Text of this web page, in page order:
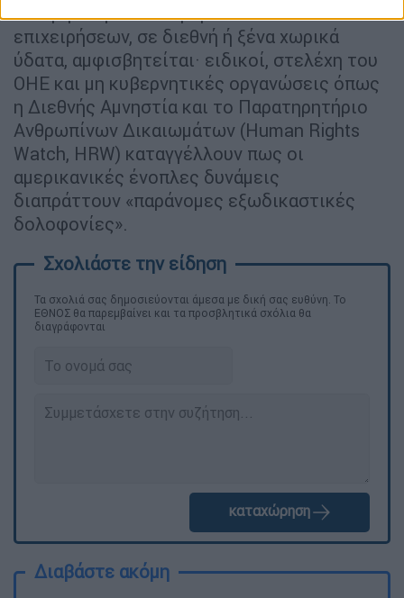
Η νομιμότητα των αμερικανικών
επιχειρήσεων, σε διεθνή ή ξένα χωρικά
ύδατα, αμφισβητείται· ειδικοί, στελέχη του
ΟΗΕ και μη κυβερνητικές οργανώσεις όπως
η Διεθνής Αμνηστία και το Παρατηρητήριο
Ανθρωπίνων Δικαιωμάτων (Human Rights
Watch, HRW) καταγγέλλουν πως οι
αμερικανικές ένοπλες δυνάμεις
διαπράττουν «παράνομες εξωδικαστικές
δολοφονίες».
Τα σχολιά σας δημοσιεύονται άμεσα με δική σας ευθύνη. Το
ΕΘΝΟΣ θα παρεμβαίνει και τα προσβλητικά σχόλια θα
διαγράφονται
καταχώρηση
Διαβάστε ακόμη